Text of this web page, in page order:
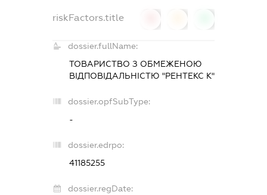
riskFactors.title
dossier.fullName:
ТОВАРИСТВО З ОБМЕЖЕНОЮ
ВІДПОВІДАЛЬНІСТЮ "РЕНТЕКС К"
dossier.opfSubType:
-
dossier.edrpo:
41185255
dossier.regDate: